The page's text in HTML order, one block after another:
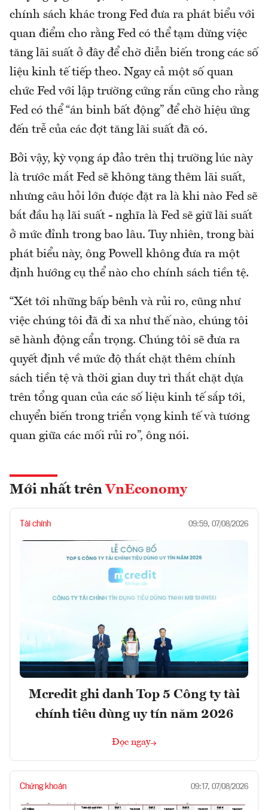
chính sách khác trong Fed đưa ra phát biểu với
quan điểm cho rằng Fed có thể tạm dừng việc
tăng lãi suất ở đây để chờ diễn biến trong các số
liệu kinh tế tiếp theo. Ngay cả một số quan
chức Fed với lập trường cứng rắn cũng cho rằng
Fed có thể “án binh bất động” để chờ hiệu ứng
đến trễ của các đợt tăng lãi suất đã có.
Bởi vậy, kỳ vọng áp đảo trên thị trường lúc này
là trước mắt Fed sẽ không tăng thêm lãi suất,
nhưng câu hỏi lớn được đặt ra là khi nào Fed sẽ
bắt đầu hạ lãi suất - nghĩa là Fed sẽ giữ lãi suất
ở mức đỉnh trong bao lâu. Tuy nhiên, trong bài
phát biểu này, ông Powell không đưa ra một
định hướng cụ thể nào cho chính sách tiền tệ.
“Xét tới những bấp bênh và rủi ro, cũng như
việc chúng tôi đã đi xa như thế nào, chúng tôi
sẽ hành động cẩn trọng. Chúng tôi sẽ đưa ra
quyết định về mức độ thắt chặt thêm chính
sách tiền tệ và thời gian duy trì thắt chặt dựa
trên tổng quan của các số liệu kinh tế sắp tới,
chuyển biến trong triển vọng kinh tế và tương
quan giữa các mối rủi ro”, ông nói.
Mới nhất trên VnEconomy
Tài chính 09:59, 07/08/2026
Mcredit ghi danh Top 5 Công ty tài
chính tiêu dùng uy tín năm 2026
Đọc ngay
Chứng khoán 09:17, 07/08/2026